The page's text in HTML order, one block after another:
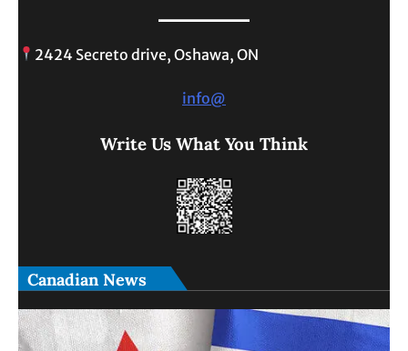
2424 Secreto drive, Oshawa, ON
info@
Write Us What You Think
Canadian News